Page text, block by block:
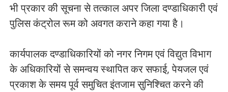
भी प्रकार की सूचना से तत्काल अपर जिला दण्डाधिकारी एवं
पुलिस कंट्रोल रूम को अवगत कराने कहा गया है।
कार्यपालक दण्डाधिकारियों को नगर निगम एवं विद्युत विभाग
के अधिकारियों से समन्वय स्थापित कर सफाई, पेयजल एवं
प्रकाश के समय पूर्व समुचित इंतजाम सुनिश्चित करने की